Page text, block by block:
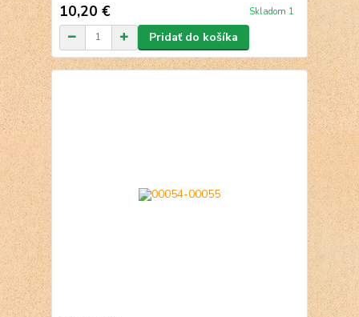
10,20 € Skladom 1
Pridať do košíka